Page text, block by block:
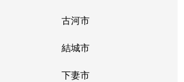
古河市
結城市
下妻市